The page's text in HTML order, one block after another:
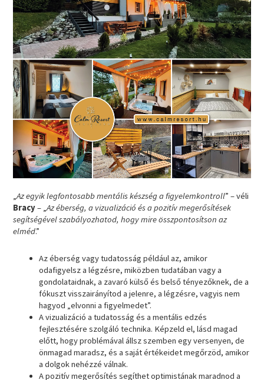
„Az egyik legfontosabb mentális készség a figyelemkontroll” – véli
Bracy– „Az éberség, a vizualizáció és a pozitív megerősítések
segítségével szabályozhatod, hogy mire összpontosítson az
elméd.”
Az éberség vagy tudatosság például az, amikor
odafigyelsz a légzésre, miközben tudatában vagy a
gondolataidnak, a zavaró külső és belső tényezőknek, de a
fókuszt visszairányítod a jelenre, a légzésre, vagyis nem
hagyod „elvonni a figyelmedet”.
A vizualizáció a tudatosság és a mentális edzés
fejlesztésére szolgáló technika. Képzeld el, lásd magad
előtt, hogy problémával állsz szemben egy versenyen, de
önmagad maradsz, és a saját értékeidet megőrzöd, amikor
a dolgok nehézzé válnak.
A pozitív megerősítés segíthet optimistának maradnod a